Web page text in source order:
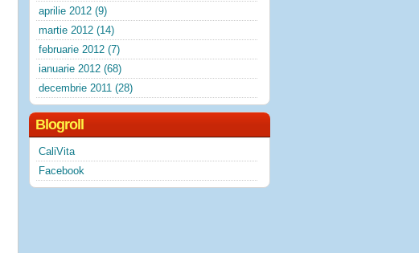
aprilie 2012 (9)
martie 2012 (14)
februarie 2012 (7)
ianuarie 2012 (68)
decembrie 2011 (28)
Blogroll
CaliVita
Facebook